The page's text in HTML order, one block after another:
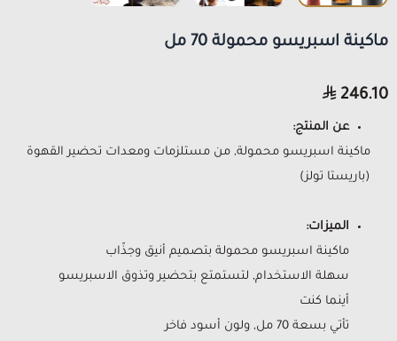
ماكينة اسبريسو محمولة 70 مل
246.10
عن المنتج:
ماكينة اسبريسو محمولة, من مستلزمات ومعدات تحضير القهوة
(باريستا تولز)
الميزات:
ماكينة اسبريسو محمولة بتصميم أنيق وجذّاب
سهلة الاستخدام, لتستمتع بتحضير وتذوق الاسبريسو
أينما كنت
تأتي بسعة 70 مل, ولون أسود فاخر